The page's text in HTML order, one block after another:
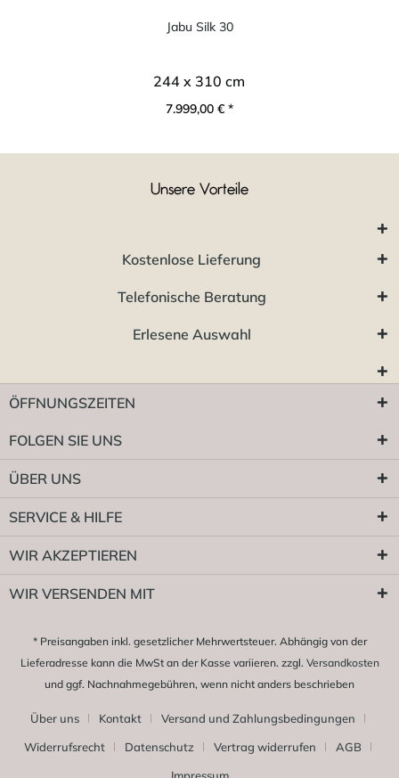
Jabu Silk 30
244 x 310 cm
7.999,00 € *
Unsere Vorteile
Kostenlose Lieferung
Telefonische Beratung
Erlesene Auswahl
ÖFFNUNGSZEITEN
FOLGEN SIE UNS
ÜBER UNS
SERVICE & HILFE
WIR AKZEPTIEREN
WIR VERSENDEN MIT
* Preisangaben inkl. gesetzlicher Mehrwertsteuer. Abhängig von der
Lieferadresse kann die MwSt an der Kasse variieren. zzgl. Versandkosten
und ggf. Nachnahmegebühren, wenn nicht anders beschrieben
Über uns Kontakt
Versand und Zahlungsbedingungen
Widerrufsrecht
Datenschutz Vertrag widerrufen
AGB